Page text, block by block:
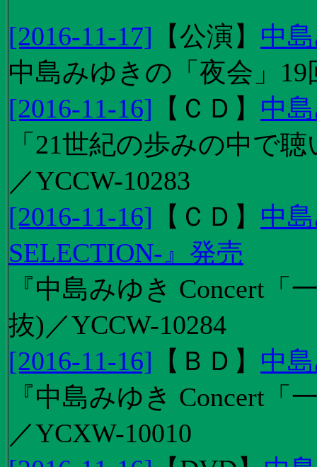
[2016-11-17] 【公演 】 中
中島みゆきの「夜会」
[2016-11-16] 【 ＣＤ 】 中
「21世紀の歩みの中で
／YCCW-10283
[2016-11-16] 【 ＣＤ 】 中
SELECTION-』発売
『中島みゆき Concert
抜)／YCCW-10284
[2016-11-16] 【 ＢＤ 】 中
『中島みゆき Concert
／YCXW-10010